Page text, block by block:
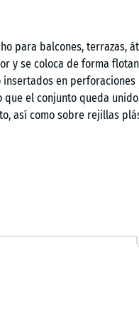
para balcones, terrazas,
y se coloca de forma
en perforaciones
el conjunto queda
así como sobre rejillas
también para zonas